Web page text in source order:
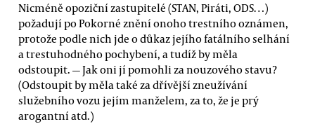
Nicméně opoziční zastupitelé (STAN, Piráti, ODS…)
požadují po Pokorné znění onoho trestního oznámen,
protože podle nich jde o důkaz jejího fatálního selhání
a trestuhodného pochybení, a tudíž by měla
odstoupit. — Jak oni jí pomohli za nouzového stavu?
(Odstoupit by měla také za dřívější zneužívání
služebního vozu jejím manželem, za to, že je prý
arogantní atd.)